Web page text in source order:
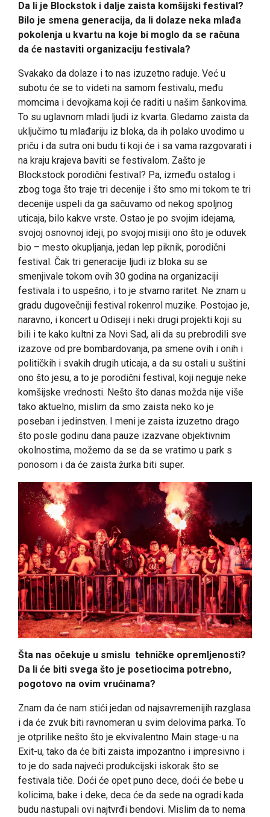
Da li je Blockstok i dalje zaista komšijski festival?
Bilo je smena generacija, da li dolaze neka mlađa
pokolenja u kvartu na koje bi moglo da se računa
da će nastaviti organizaciju festivala?
Svakako da dolaze i to nas izuzetno raduje. Već u
subotu će se to videti na samom festivalu, među
momcima i devojkama koji će raditi u našim šankovima.
To su uglavnom mladi ljudi iz kvarta. Gledamo zaista da
uključimo tu mlađariju iz bloka, da ih polako uvodimo u
priču i da sutra oni budu ti koji će i sa vama razgovarati i
na kraju krajeva baviti se festivalom. Zašto je
Blockstock porodični festival? Pa, između ostalog i
zbog toga što traje tri decenije i što smo mi tokom te tri
decenije uspeli da ga sačuvamo od nekog spoljnog
uticaja, bilo kakve vrste. Ostao je po svojim idejama,
svojoj osnovnoj ideji, po svojoj misiji ono što je oduvek
bio – mesto okupljanja, jedan lep piknik, porodični
festival. Čak tri generacije ljudi iz bloka su se
smenjivale tokom ovih 30 godina na organizaciji
festivala i to uspešno, i to je stvarno raritet. Ne znam u
gradu dugovečniji festival rokenrol muzike. Postojao je,
naravno, i koncert u Odiseji i neki drugi projekti koji su
bili i te kako kultni za Novi Sad, ali da su prebrodili sve
izazove od pre bombardovanja, pa smene ovih i onih i
političkih i svakih drugih uticaja, a da su ostali u suštini
ono što jesu, a to je porodični festival, koji neguje neke
komšijske vrednosti. Nešto što danas možda nije više
tako aktuelno, mislim da smo zaista neko ko je
poseban i jedinstven. I meni je zaista izuzetno drago
što posle godinu dana pauze izazvane objektivnim
okolnostima, možemo da se da se vratimo u park s
ponosom i da će zaista žurka biti super.
Šta nas očekuje u smislu tehničke opremljenosti?
Da li će biti svega što je posetiocima potrebno,
pogotovo na ovim vrućinama?
Znam da će nam stići jedan od najsavremenijih razglasa
i da će zvuk biti ravnomeran u svim delovima parka. To
je otprilike nešto što je ekvivalentno Main stage-u na
Exit-u, tako da će biti zaista impozantno i impresivno i
to je do sada najveći produkcijski iskorak što se
festivala tiče. Doći će opet puno dece, doći će bebe u
kolicima, bake i deke, deca će da sede na ogradi kada
budu nastupali ovi najtvrđi bendovi. Mislim da to nema